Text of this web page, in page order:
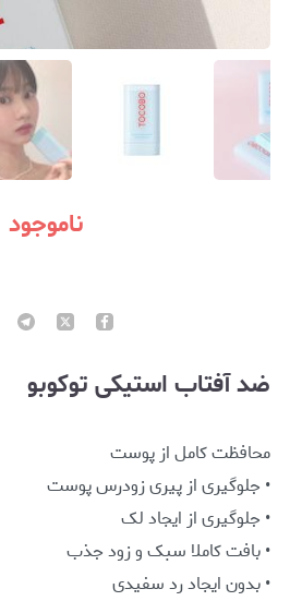
ناموجود
ضد آفتاب استیکی توکوبو
محافظت کامل از پوست
• جلوگیری از پیری زودرس پوست
• جلوگیری از ایجاد لک
• بافت کاملا سبک و زود جذب
• بدون ایجاد رد سفیدی